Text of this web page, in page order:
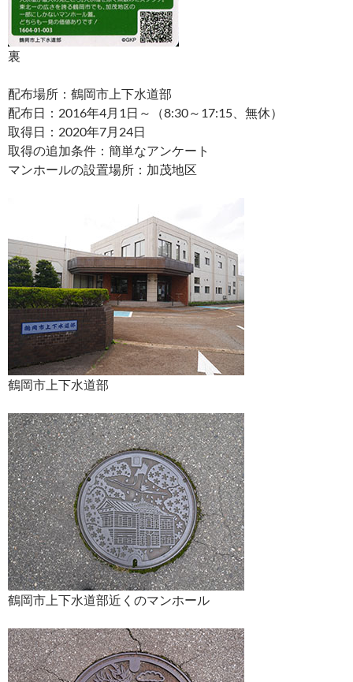
裏
配布場所：鶴岡市上下水道部
配布日：2016年4月1日～（8:30～17:15、無休）
取得日：2020年7月24日
取得の追加条件：簡単なアンケート
マンホールの設置場所：加茂地区
鶴岡市上下水道部
鶴岡市上下水道部近くのマンホール